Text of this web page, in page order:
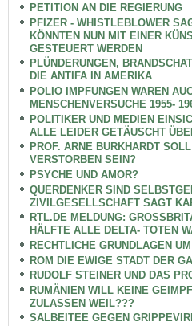
PETITION AN DIE REGIERUNG
PFIZER - WHISTLEBLOWER
KÖNNTEN NUN MIT EINER
GESTEUERT WERDEN
PLÜNDERUNGEN,
DIE ANTIFA IN AMERIKA
POLIO IMPFUNGEN WAREN
MENSCHENVERSUCHE 1955-
POLITIKER UND MEDIEN
ALLE LEIDER GETÄUSCHT
PROF. ARNE BURKHARDT
VERSTORBEN SEIN?
PSYCHE UND AMOR?
QUERDENKER SIND
ZIVILGESELLSCHAFT SAGT
RTL.DE MELDUNG:
HÄLFTE ALLE DELTA- TOTEN
RECHTLICHE GRUNDLAGEN
ROM DIE EWIGE STADT DER
RUDOLF STEINER UND DAS
RUMÄNIEN WILL KEINE
ZULASSEN WEIL???
SALBEITEE GEGEN